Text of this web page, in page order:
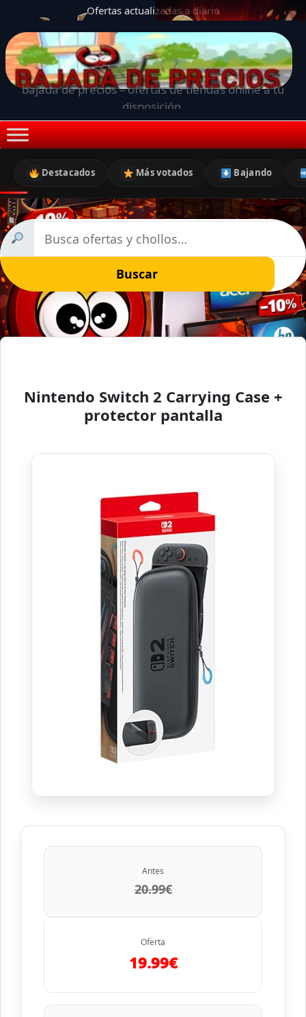
Ofertas actualizadas a diario
bajada de precios – ofertas de tiendas online a tu
disposición.
Destacados Más votados Bajando
Buscar
Nintendo Switch 2 Carrying Case +
protector pantalla
Antes
20.99€
Oferta
19.99€